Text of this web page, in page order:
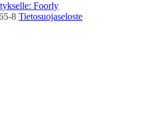
Foorly
8 Tietosuojaseloste